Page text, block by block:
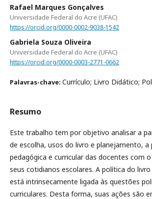
Rafael Marques Gonçalves
Universidade Federal do Acre (UFAC)
https://orcid.org/0000-0002-9038-1542
Gabriela Souza Oliveira
Universidade Federal do Acre (UFAC)
https://orcid.org/0000-0003-2771-0662
Palavras-chave: Currículo; Livro Didático;
Resumo
Este trabalho tem por objetivo analisar a
de escolha, usos do livro e planejamento, a
pedagógica e curricular das docentes com
seus cotidianos escolares. A política do
está intrinsecamente ligada às questões
curriculares. Desta forma, suas ações são